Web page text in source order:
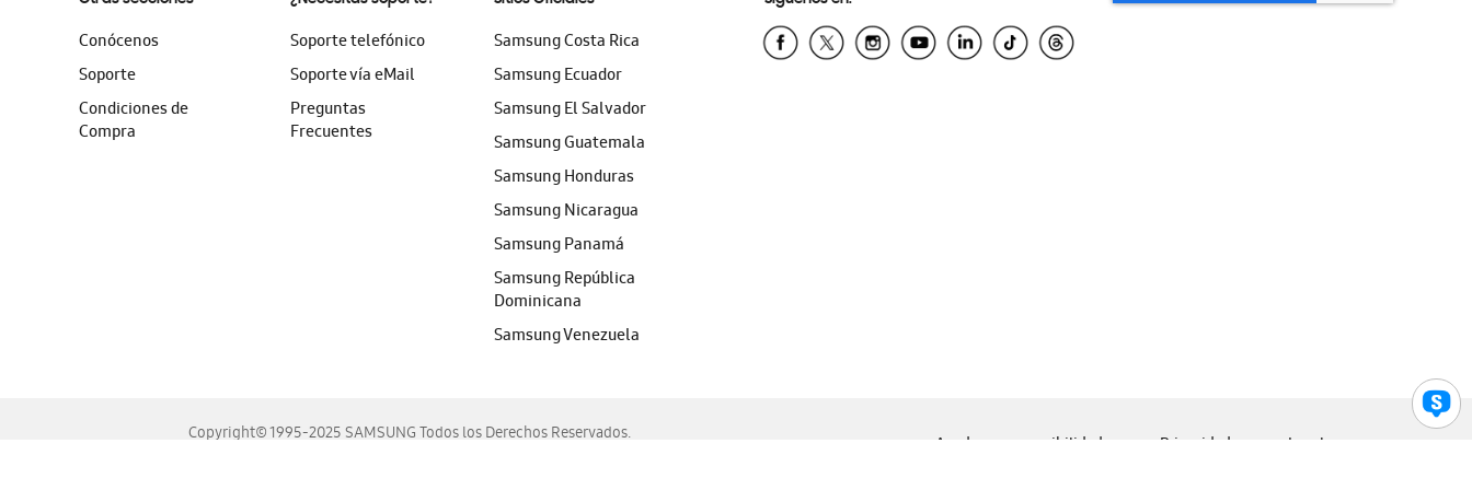
Conócenos
Soporte
Condiciones de
Compra
Soporte telefónico
Soporte vía eMail
Preguntas
Frecuentes
Samsung Costa Rica
Samsung Ecuador
Samsung El Salvador
Samsung Guatemala
Samsung Honduras
Samsung Nicaragua
Samsung Panamá
Samsung República
Dominicana
Samsung Venezuela
Copyright© 1995-2025 SAMSUNG Todos los Derechos Reservados.
Ayuda para accesibilidad Privacidad Legal